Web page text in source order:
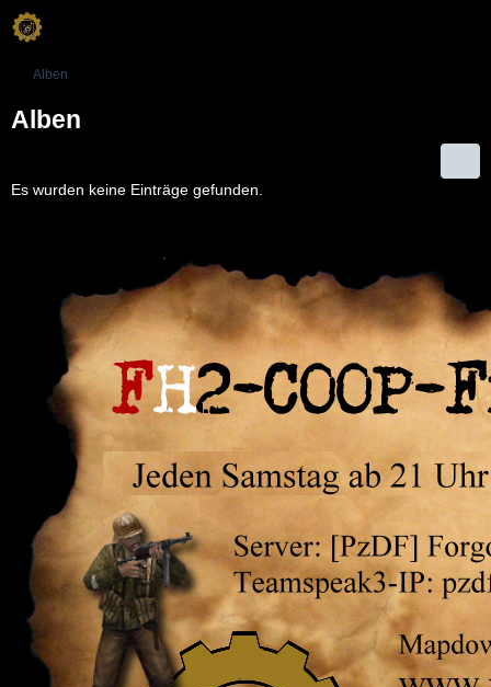
Alben
Alben
Es wurden keine Einträge gefunden.